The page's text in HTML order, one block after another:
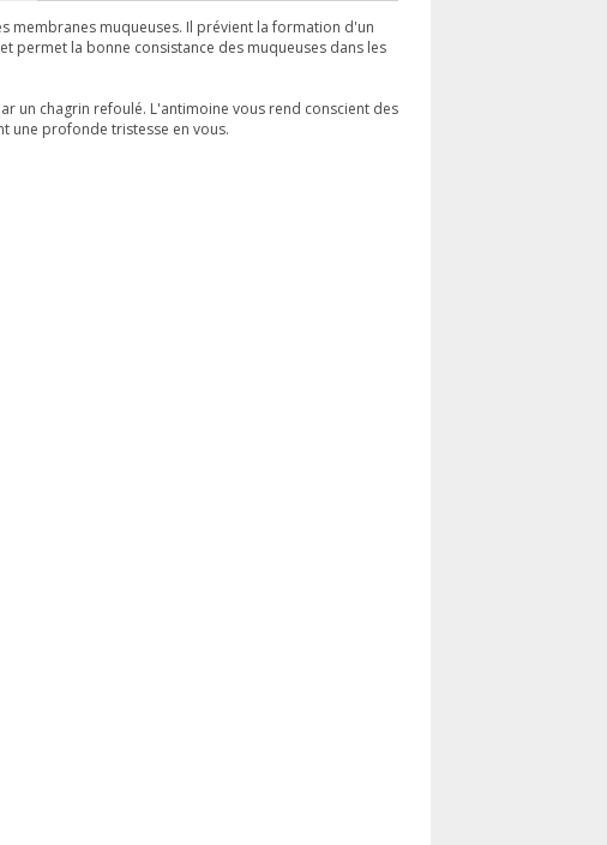
membranes muqueuses. Il prévient la formation d'un
permet la bonne consistance des muqueuses dans les
un chagrin refoulé. L'antimoine vous rend conscient des
une profonde tristesse en vous.